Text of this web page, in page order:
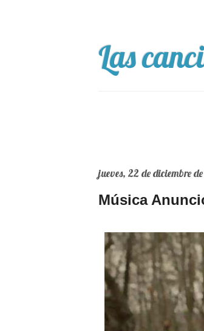
Las
jueves, 22 de diciembre de
Música